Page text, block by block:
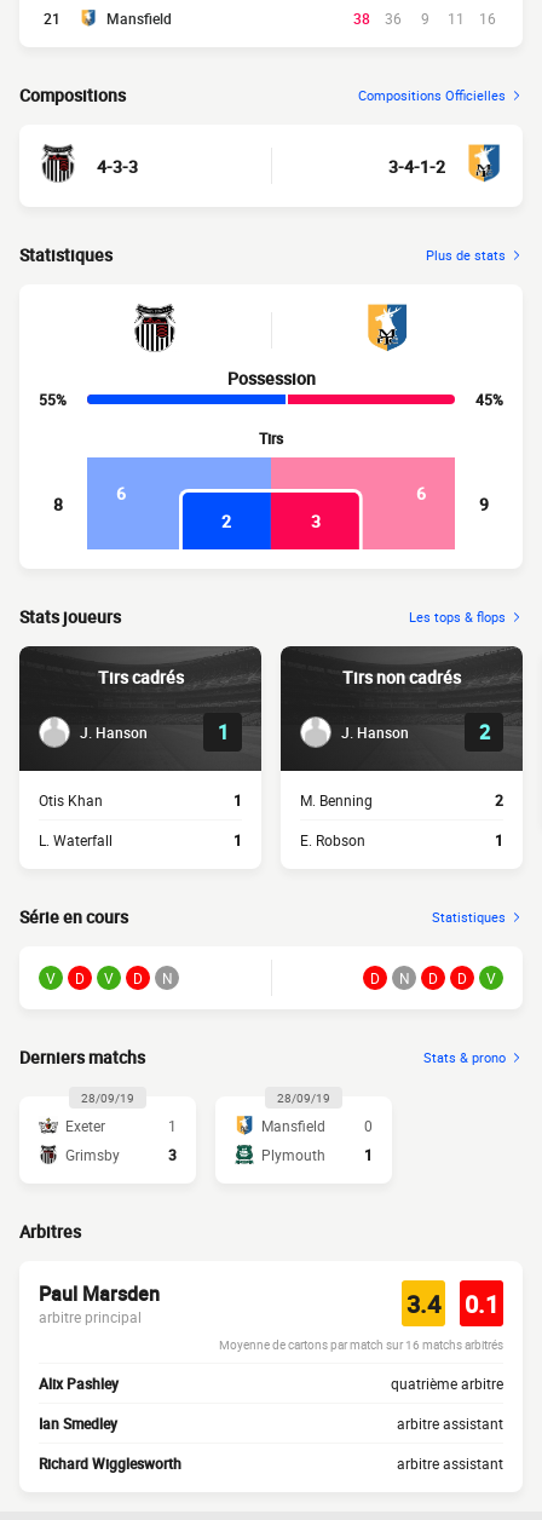
21
Mansfield 38 36 9 11 16
Compositions Compositions Officielles
4-3-3 3-4-1-2
Statistiques Plus de stats
Possession
55%
45%
Tirs
8 6
6
2
3
9
Stats joueurs Les tops & flops
Tirs cadrés
J. Hanson 1
Otis Khan 1
L. Waterfall 1
Tirs non cadrés
J. Hanson 2
M. Benning 2
E. Robson 1
Série en cours Statistiques
V D V D N D N D D V
Derniers matchs Stats & prono
28/09/19
Exeter
1
Grimsby
3
28/09/19
Mansfield
0
Plymouth
1
Arbitres
Paul Marsden
arbitre principal 3.4 0.1
Moyenne de cartons par match sur 16 matchs arbitrés
Alix Pashley quatrième arbitre
Ian Smedley arbitre assistant
Richard Wigglesworth arbitre assistant